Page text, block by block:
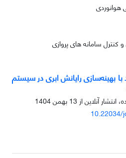
کنترل سامانه های پروازی
بهینه‌سازی رایانش ابری در سیستم
انتشار آنلاین از 13 بهمن 1404
10.22034/